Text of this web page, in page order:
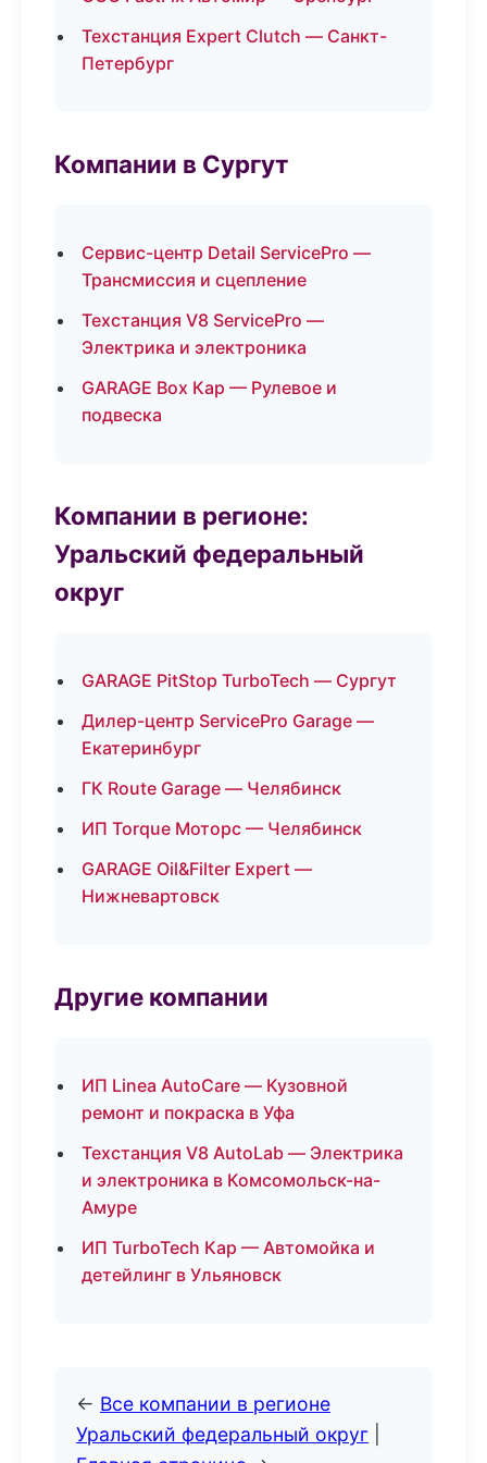
Техстанция Expert Clutch — Санкт-
Петербург
Компании в Сургут
Сервис-центр Detail ServicePro —
Трансмиссия и сцепление
Техстанция V8 ServicePro —
Электрика и электроника
GARAGE Box Кар — Рулевое и
подвеска
Компании в регионе:
Уральский федеральный
округ
GARAGE PitStop TurboTech — Сургут
Дилер-центр ServicePro Garage —
Екатеринбург
ГК Route Garage — Челябинск
ИП Torque Моторс — Челябинск
GARAGE Oil&Filter Expert —
Нижневартовск
Другие компании
ИП Linea AutoCare — Кузовной
ремонт и покраска в Уфа
Техстанция V8 AutoLab — Электрика
и электроника в Комсомольск-на-
Амуре
ИП TurboTech Кар — Автомойка и
детейлинг в Ульяновск
← Все компании в регионе
Уральский федеральный округ